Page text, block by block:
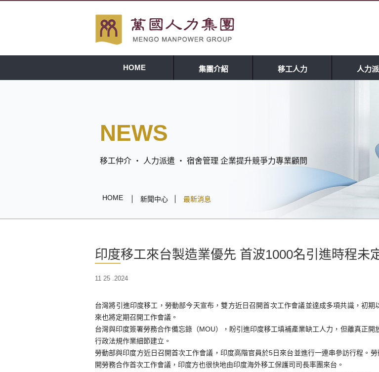
HOME 集團介紹 移工人力 人力
NEWS
移工仲介 ‧ 人力派遣 ‧ 宿舍管理 企業提升競爭力專業顧問
HOME 新聞中心 最新消息
印度移工來台製造業優先 首波1000名引進時程未
11 25 .2024
台灣將引進印度移工，勞動部今天宣布，雙方近日召開首次工作會議並達成多項共識，初
來也將定期召開工作會議。
台灣與印度簽署勞務合作備忘錄（MOU），盼引進印度移工填補產業缺工人力，但離真正
行政法規作業細節建立。
勞動部與印度方近日召開首次工作會議，印度高階官員於5日來台並進行一連串參訪行程。
開勞務合作首次工作會議，印度方也很快地由印度海外移工保護司司長率團來台。